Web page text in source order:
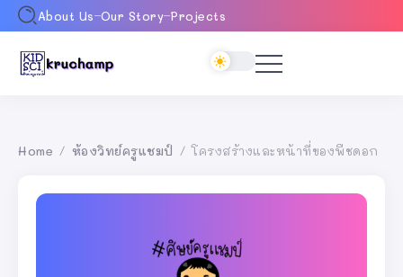
About Us Our Story Projects
Home / ห้องวิทย์ครูแชมป์ / โครงสร้างและหน้าที่ของพืชดอก